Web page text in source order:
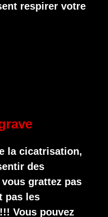
respirer votre
la cicatrisation,
des
grattez pas
pas les
Vous pouvez